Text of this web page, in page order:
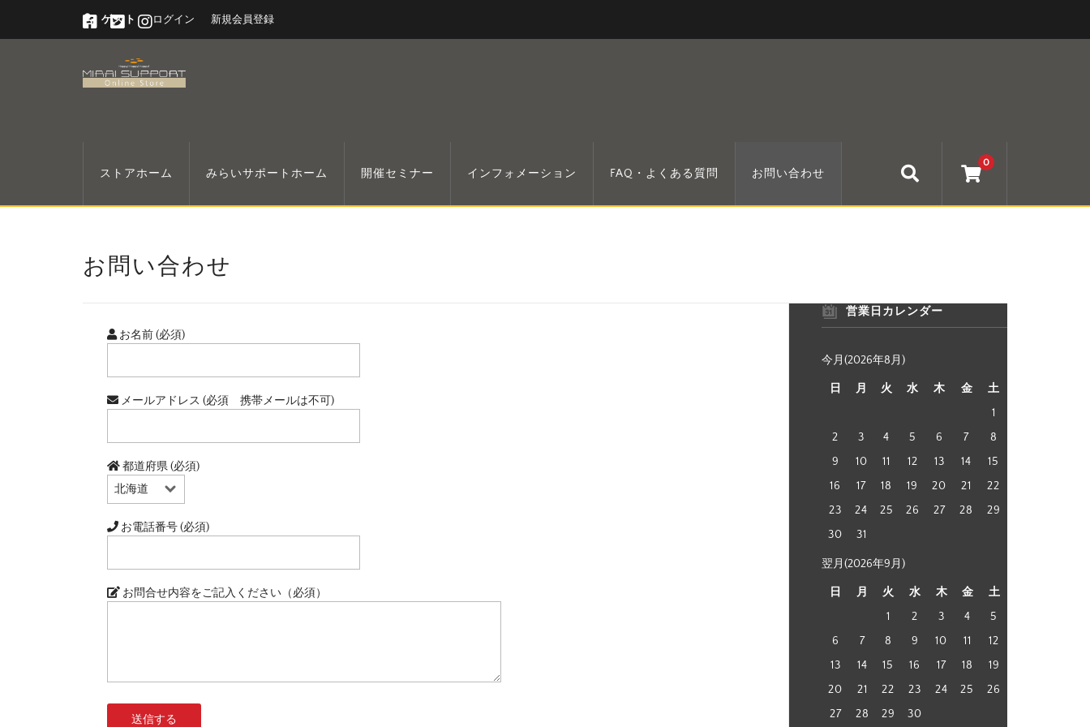
ゲスト ログイン 新規会員登録
0
ストアホーム みらいサポートホーム 開催セミナー インフォメーション FAQ・よくある質問 お問い合わせ
お問い合わせ
お名前 (必須)
メールアドレス (必須 携帯メールは不可)
都道府県 (必須)
お電話番号 (必須)
お問合せ内容をご記入ください（必須）
営業日カレンダー
今月(2026年8月)
日 月 火 水 木 金
土
1
2
3 4 5 6 7
8
9
10 11 12 13 14
15
16
17 18 19 20 21
22
23
24 25 26 27 28
29
30
31
翌月(2026年9月)
日 月 火 水 木 金
土
1
2 3 4
5
6
7 8 9 10 11
12
13
14 15 16 17 18
19
20
21 22 23 24 25
26
27
28 29 30